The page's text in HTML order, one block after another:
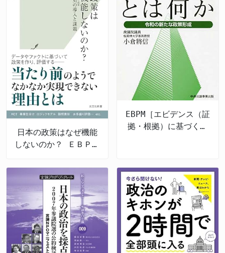
日本の政策はなぜ機能
しないのか？ ＥＢＰＭ
EBPM［エビデンス（証
拠・根拠）に基づく政